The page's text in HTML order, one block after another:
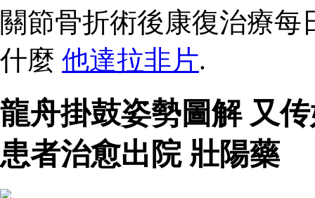
關節骨折術後康復治療
什麼 他達拉非片.
龍舟掛鼓姿勢圖解 又
患者治愈出院 壯陽藥